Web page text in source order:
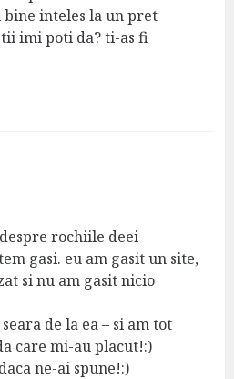
inteles la un pret
imi poti da? ti-as fi
rochiile deei
gasi. eu am gasit un site,
si nu am gasit nicio
de la ea – si am tot
care mi-au placut!:)
ne-ai spune!:)